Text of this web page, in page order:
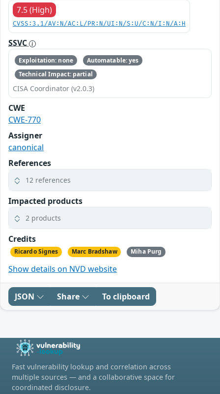
7.5 (High)
CVSS:3.1/AV:N/AC:L/PR:N/UI:N/S:U/C:N/I:N/A:H
SSVC
Exploitation: none
Automatable: yes
Technical Impact: partial
CISA Coordinator (v2.0.3)
CWE
CWE-770
Assigner
canonical
References
12 references
Impacted products
2 products
Credits
Ricardo Signes Marc Bradshaw Miha Purg
Show details on NVD website
JSON Share To clipboard
Fast vulnerability lookup and correlation across
multiple sources — and a collaborative space for
coordinated disclosure.